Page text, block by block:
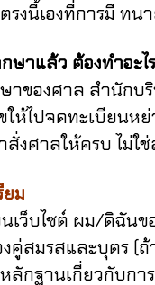
รงนี้เองที่การมี ท
แล้ว ต้องทำอะไ
ศาล สำนักบริห
ห้ไปจดทะเบียนห
ศาลให้ครบ ไม่ใช่
ม
บไซต์ ผม/ดิฉันข
คู่สมรสและบุตร (ถ้
หลักฐานเกี่ยวกับกา